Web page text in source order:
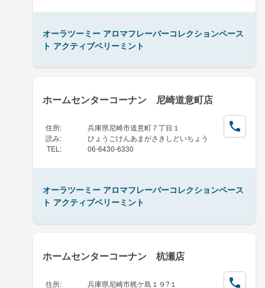
オーラツーミー アロマフレーバーコレクションペース
ト アクティブベリーミント
ホームセンターコーナン 尼崎道意町店
住所:
兵庫県尼崎市道意町７丁目１
読み:
ひょうごけんあまがさきしどいちょう
TEL : 06-6430-6330
オーラツーミー アロマフレーバーコレクションペース
ト アクティブベリーミント
ホームセンターコーナン 杭瀬店
住所:
兵庫県尼崎市梶ケ島１９?１